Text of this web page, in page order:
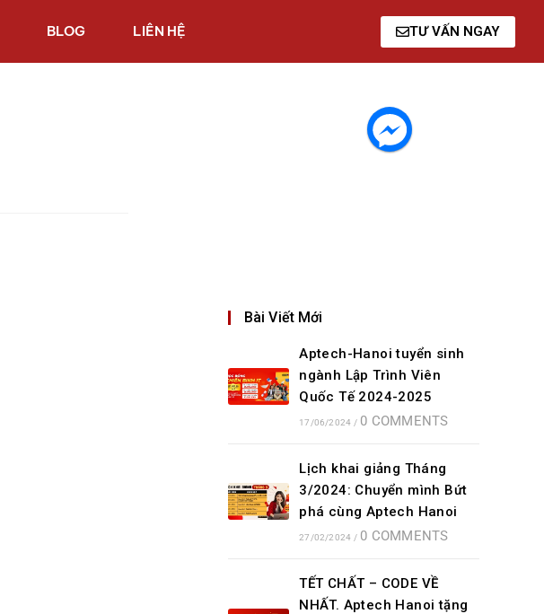
BLOG LIÊN HỆ TƯ VẤN NGAY
Bài Viết Mới
Aptech-Hanoi tuyển sinh
ngành Lập Trình Viên
Quốc Tế 2024-2025
17/06/2024 / 0 COMMENTS
Lịch khai giảng Tháng
3/2024: Chuyển mình Bứt
phá cùng Aptech Hanoi
27/02/2024 / 0 COMMENTS
TẾT CHẤT – CODE VỀ
NHẤT. Aptech Hanoi tặng